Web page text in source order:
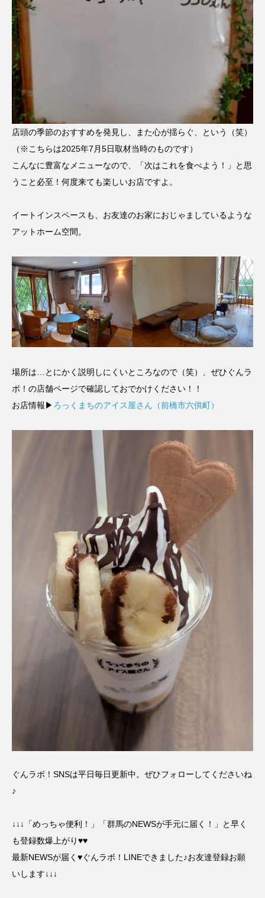
店頭の季節のおすすめを発見し、また心が揺らぐ、という（笑）
（※こちらは2025年7月5日取材当時のものです）
こんなに豊富なメニューなので、「次はこれを食べよう！」と思
うこと必至！何度来ても楽しいお店ですよ。
イートインスペースも、お友達のお家におじゃましているような
アットホーム空間。
場所は…とにかく説明しにくいところなので（笑）、ぜひぐんラ
ボ！の店舗ページで確認しておでかけください！！
お店情報▶ ろっくまちのアイス屋さん（前橋市六供町）
ぐんラボ！SNSは平日毎日更新中。ぜひフォローしてくださいね
♪
↓↓↓「めっちゃ便利！」「群馬のNEWSが手元に届く！」と早く
も登録数爆上がり♥♥
最新NEWSが届く♥ぐんラボ！LINEできました♪お友達登録お願
いします↓↓↓